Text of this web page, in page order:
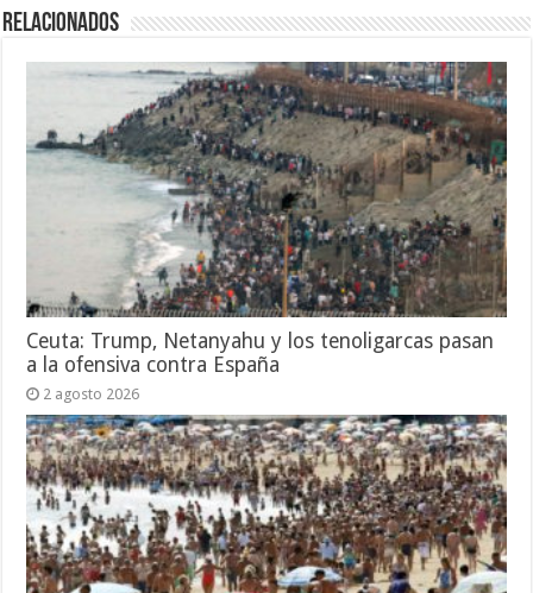
Relacionados
Ceuta: Trump, Netanyahu y los tenoligarcas pasan
a la ofensiva contra España
2 agosto 2026